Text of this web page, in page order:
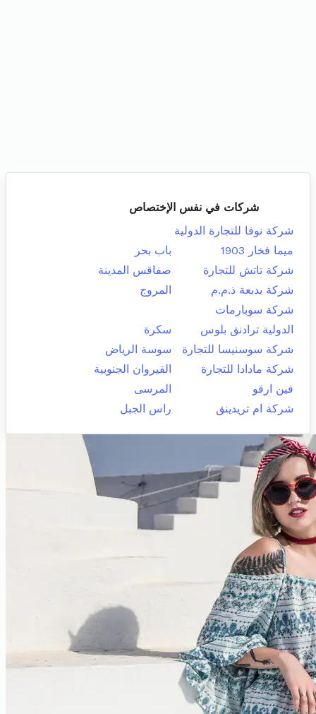
شركات في نفس الإختصاص
شركة نوفا للتجارة الدولية
ميما فخار 1903
باب بحر
شركة تاتش للتجارة
صفاقس المدينة
شركة بدبعة ذ.م.م
المروج
شركة سوبارمات
الدولية ترادنق بلوس
سكرة
شركة سوسنيسا للتجارة
سوسة الرياض
شركة مادادا للتجارة
القيروان الجنوبية
فين ارقو
المرسى
شركة ام تريدينق
راس الجبل